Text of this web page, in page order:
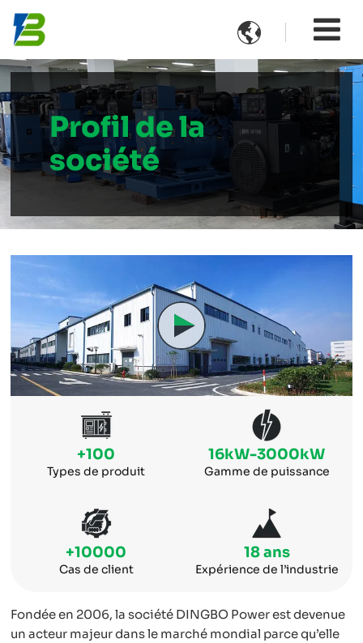

Profil de la
société
+100
Types de produit
16kW-3000kW
Gamme de puissance
+10000
Cas de client
18 ans
Expérience de l’industrie
Fondée en 2006, la société DINGBO Power est devenue
un acteur majeur dans le marché mondial parce qu’elle